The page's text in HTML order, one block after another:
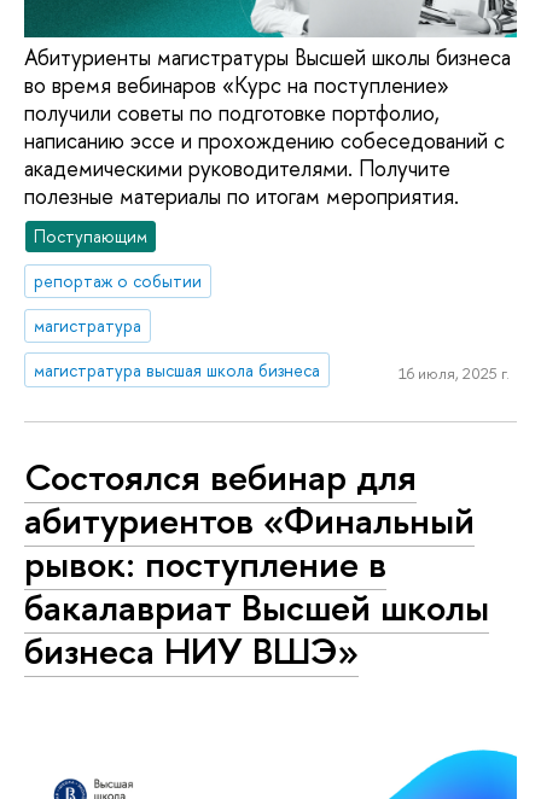
Абитуриенты магистратуры Высшей школы бизнеса
во время вебинаров «Курс на поступление»
получили советы по подготовке портфолио,
написанию эссе и прохождению собеседований с
академическими руководителями. Получите
полезные материалы по итогам мероприятия.
Поступающим
репортаж о событии
магистратура
магистратура высшая школа бизнеса
16 июля, 2025 г.
Состоялся вебинар для
абитуриентов «Финальный
рывок: поступление в
бакалавриат Высшей школы
бизнеса НИУ ВШЭ»